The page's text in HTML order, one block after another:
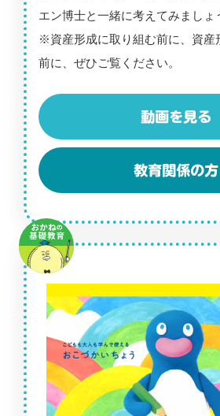
エン博士と一緒に考えてみましょ
※資産形成に取り組む前に、資産
前に、ぜひご覧ください。